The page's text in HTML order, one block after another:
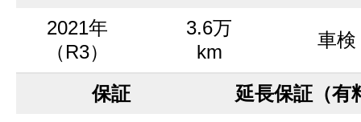
2021年
（R3）
3.6万
km
車検
保証
延長保証（有